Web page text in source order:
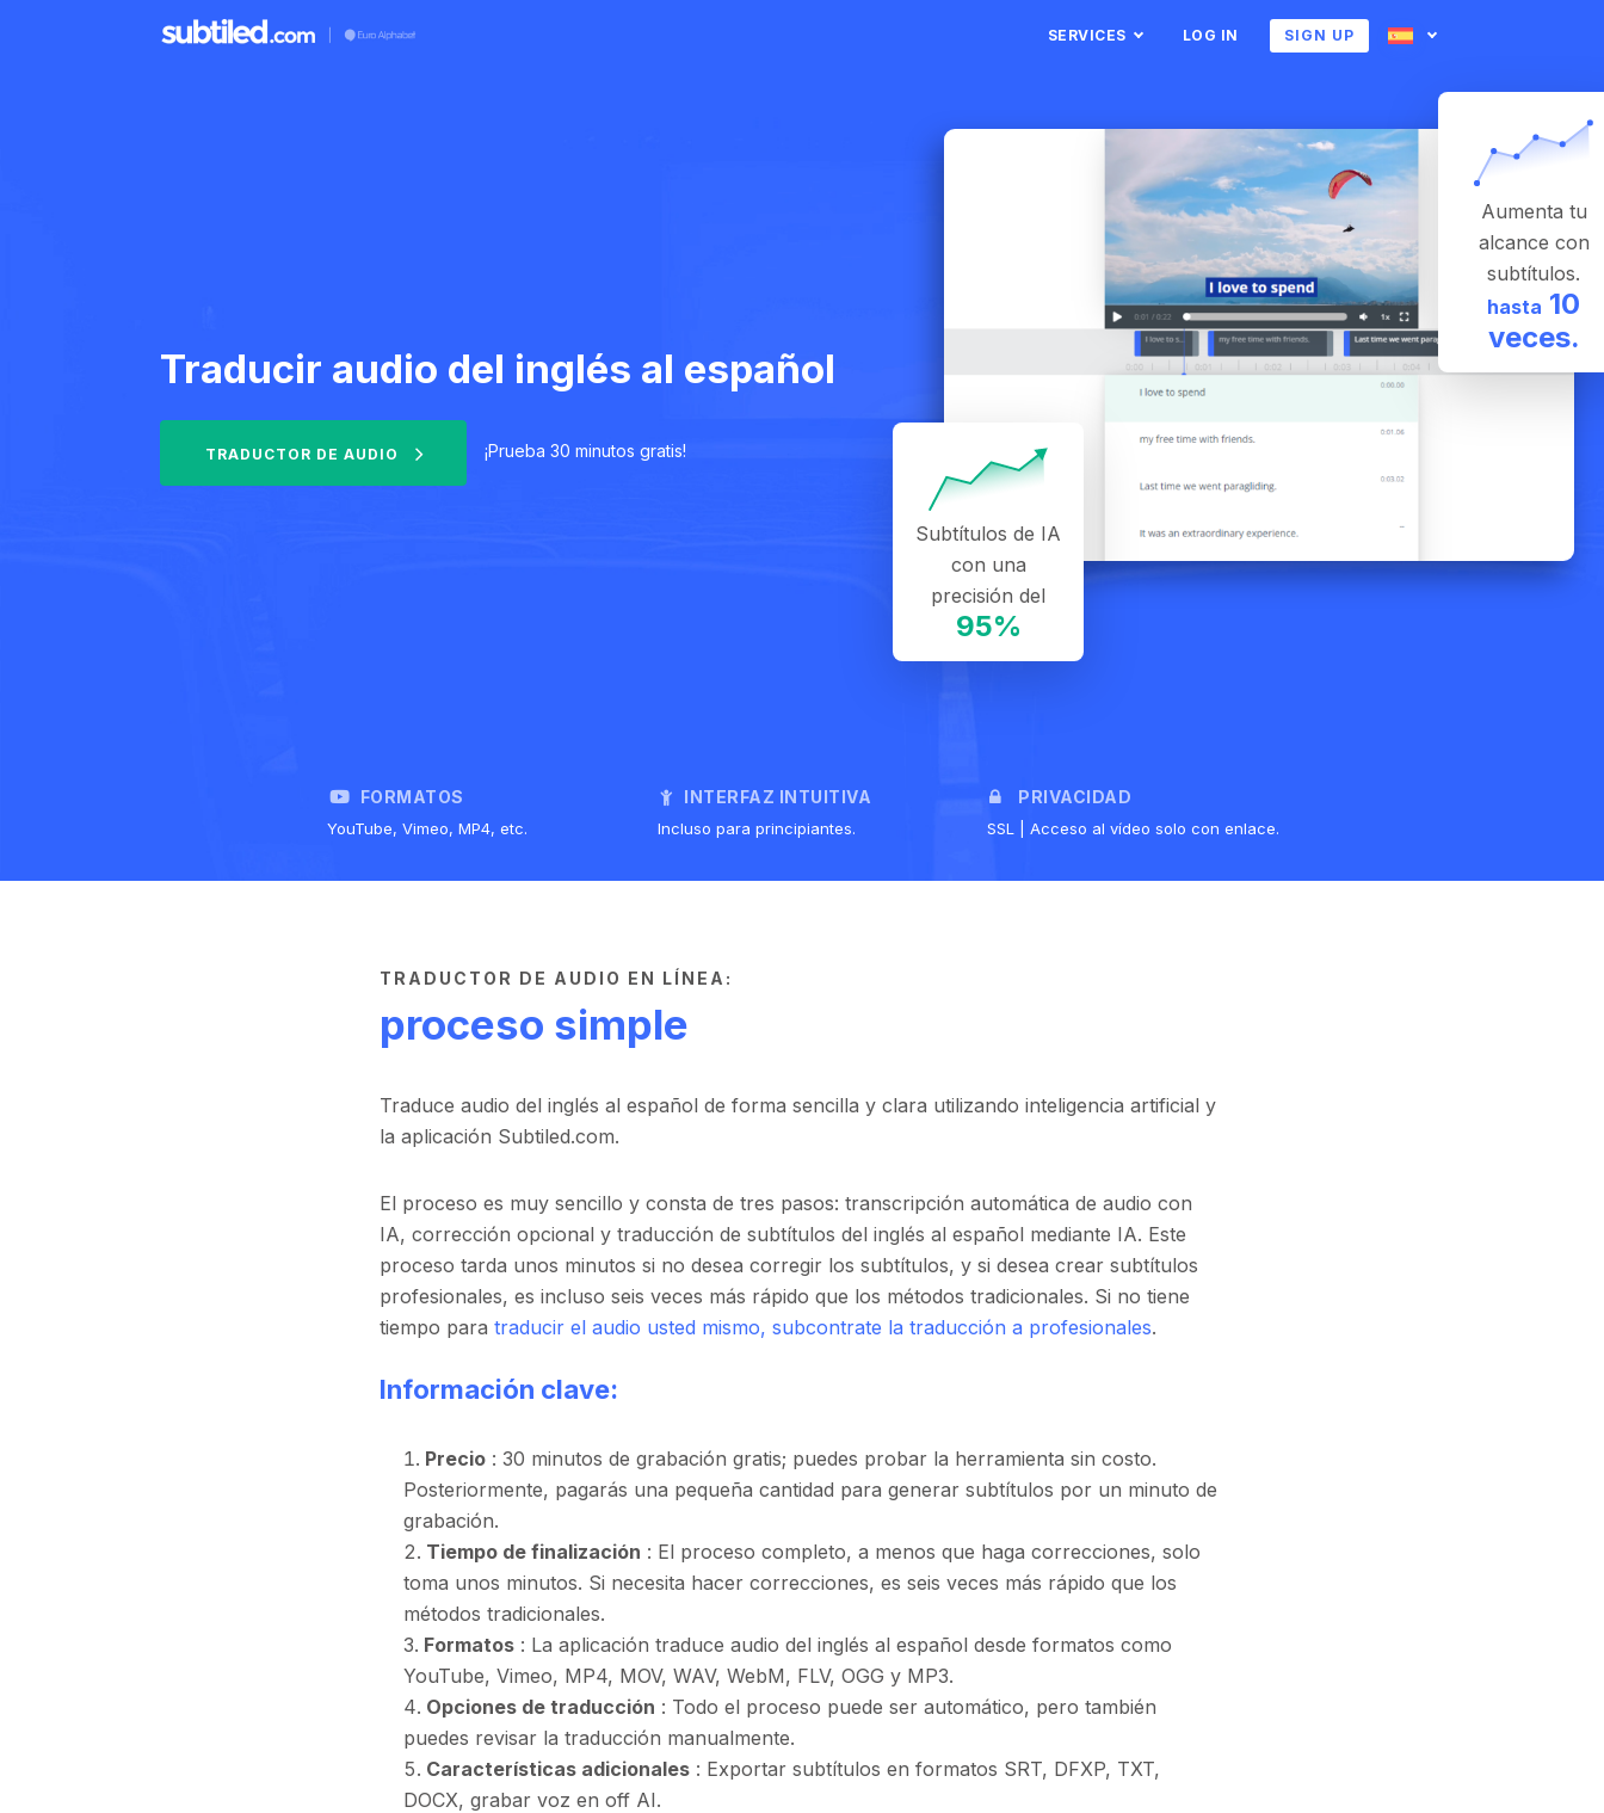
SERVICES LOG IN SIGN UP
Hrvatski
Dansk
Nederlands
Suomi
Íslenska
Latviešu
Lietuvos
Norsk bokmål
Português
Русский
српски
Slovenščina
Traducir audio del inglés al español
TRADUCTOR DE AUDIO ¡Prueba 30 minutos gratis!
FORMATOS
YouTube, Vimeo, MP4, etc.
INTERFAZ INTUITIVA
Incluso para principiantes.
PRIVACIDAD
SSL | Acceso al vídeo solo con enlace.
Subtítulos de IA
con una
precisión del
95%
Aumenta tu
alcance con
subtítulos.
hasta 10
veces.
TRADUCTOR DE AUDIO EN LÍNEA:
proceso simple
Traduce audio del inglés al español de forma sencilla y clara utilizando inteligencia artificial y
la aplicación Subtiled.com.
El proceso es muy sencillo y consta de tres pasos: transcripción automática de audio con
IA, corrección opcional y traducción de subtítulos del inglés al español mediante IA. Este
proceso tarda unos minutos si no desea corregir los subtítulos, y si desea crear subtítulos
profesionales, es incluso seis veces más rápido que los métodos tradicionales. Si no tiene
tiempo paratraducir el audio usted mismo, subcontrate la traducción a profesionales.
Información clave:
Precio : 30 minutos de grabación gratis; puedes probar la herramienta sin costo.
Posteriormente, pagarás una pequeña cantidad para generar subtítulos por un minuto de
grabación.
Tiempo de finalización : El proceso completo, a menos que haga correcciones, solo
toma unos minutos. Si necesita hacer correcciones, es seis veces más rápido que los
métodos tradicionales.
Formatos : La aplicación traduce audio del inglés al español desde formatos como
YouTube, Vimeo, MP4, MOV, WAV, WebM, FLV, OGG y MP3.
Opciones de traducción : Todo el proceso puede ser automático, pero también
puedes revisar la traducción manualmente.
Características adicionales : Exportar subtítulos en formatos SRT, DFXP, TXT,
DOCX, grabar voz en off AI.